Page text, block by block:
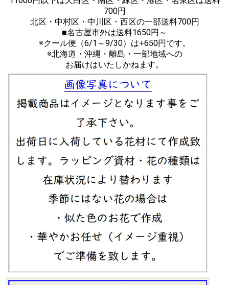
700円
北区・中村区・中川区・西区の一部送料700円
■名古屋市外は送料1650円～
※クール便（6/1～9/30）は+650円です。
※北海道・沖縄・離島・一部地域への
お届けはいたしかねます。